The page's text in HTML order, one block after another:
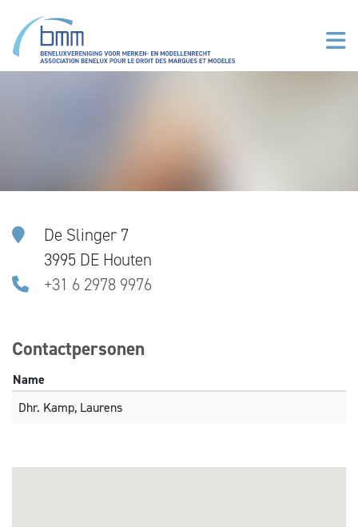
De Slinger 7
3995 DE Houten
+31 6 2978 9976
Contactpersonen
Name
Dhr. Kamp, Laurens